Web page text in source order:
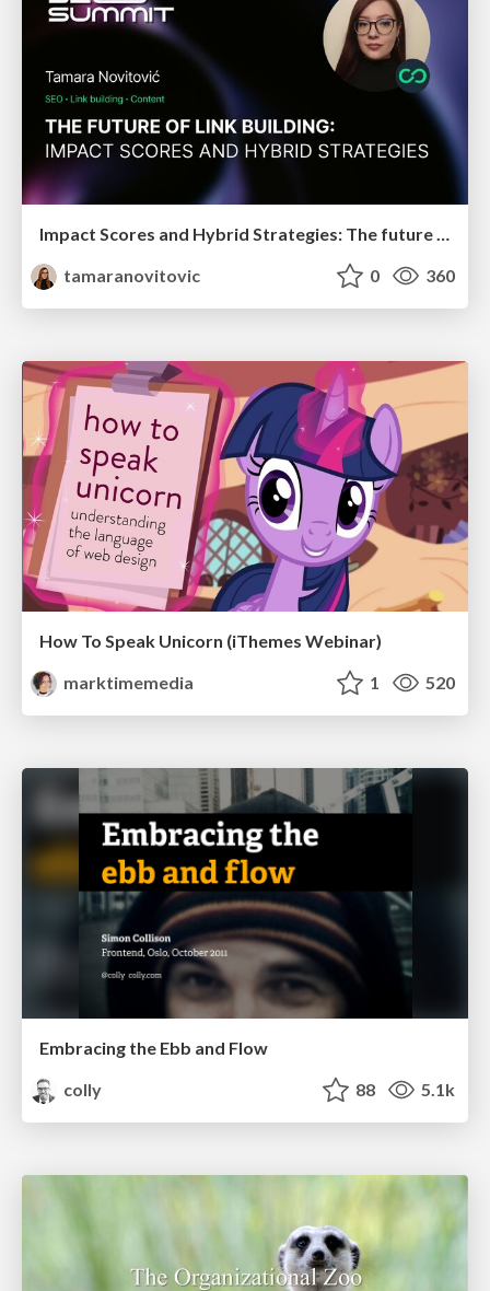
tamaranovitovic
0 360
How To Speak Unicorn (iThemes Webinar)
marktimemedia
1 520
Embracing the Ebb and Flow
colly
88 5.1k